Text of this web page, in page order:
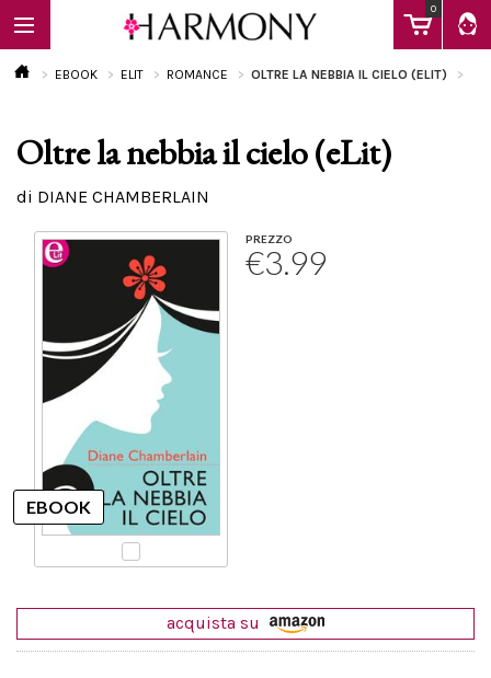
0
EBOOK
EBOOK ELIT ROMANCE OLTRE LA NEBBIA IL CIELO (ELIT)
Oltre la nebbia il cielo (eLit)
di DIANE CHAMBERLAIN
PREZZO
€3.99
acquista su